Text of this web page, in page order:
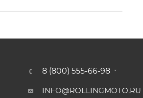
8 (800) 555-66-98
INFO@ROLLINGMOTO.RU